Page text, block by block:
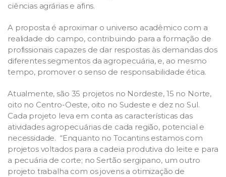
ciências agrárias e afins.
A proposta é aproximar o universo acadêmico com a
realidade do campo, contribuindo para a formação de
profissionais capazes de dar respostas às demandas dos
diferentes segmentos da agropecuária, e, ao mesmo
tempo, promover o senso de responsabilidade ética.
Atualmente, são 35 projetos no Nordeste, 15 no Norte,
oito no Centro-Oeste, oito no Sudeste e dez no Sul.
Cada projeto leva em conta as características das
atividades agropecuárias de cada região, potencial e
necessidade. “Enquanto no Tocantins estamos com
projetos voltados para a cadeia produtiva do leite e para
a pecuária de corte; no Sertão sergipano, um outro
projeto trabalha com os jovens a otimização de